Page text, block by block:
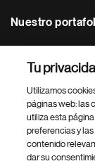
Nuestro
Footer Site
Tu
Utilizamos
páginas web: las
utiliza esta
preferencias y
contenido
dar su